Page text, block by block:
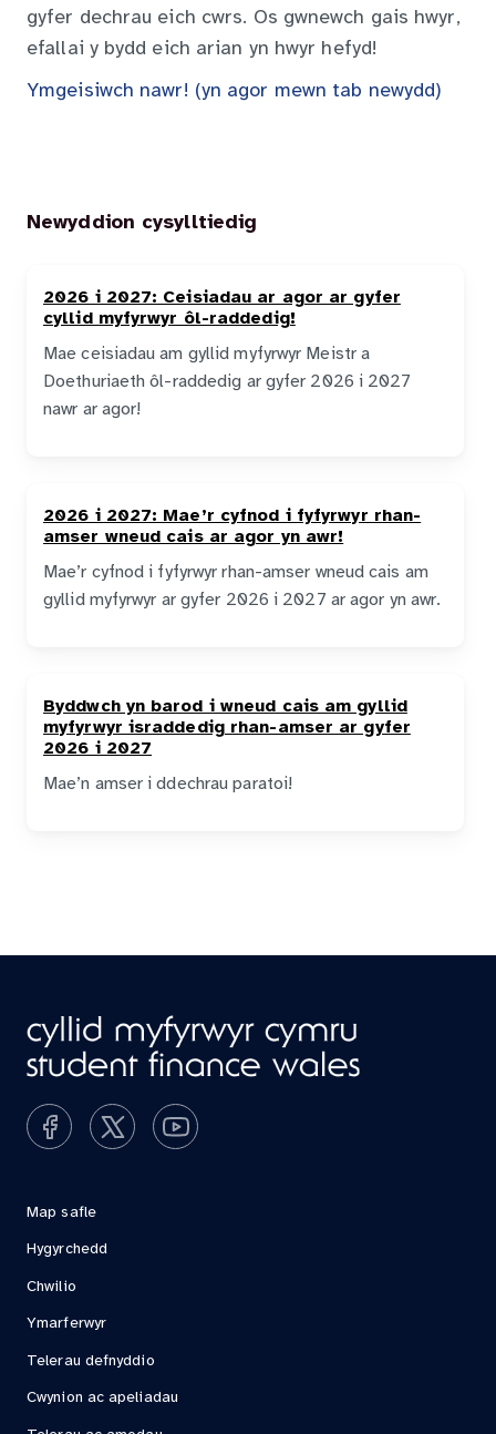
gyfer dechrau eich cwrs. Os gwnewch gais hwyr,
efallai y bydd eich arian yn hwyr hefyd!
Ymgeisiwch nawr! (yn agor mewn tab newydd)
Newyddion cysylltiedig
2026 i 2027: Ceisiadau ar agor ar gyfer
cyllid myfyrwyr ôl-raddedig!
Mae ceisiadau am gyllid myfyrwyr Meistr a
Doethuriaeth ôl-raddedig ar gyfer 2026 i 2027
nawr ar agor!
2026 i 2027: Mae’r cyfnod i fyfyrwyr rhan-
amser wneud cais ar agor yn awr!
Mae’r cyfnod i fyfyrwyr rhan-amser wneud cais am
gyllid myfyrwyr ar gyfer 2026 i 2027 ar agor yn awr.
Byddwch yn barod i wneud cais am gyllid
myfyrwyr israddedig rhan-amser ar gyfer
2026 i 2027
Mae’n amser i ddechrau paratoi!
Map safle
Hygyrchedd
Chwilio
Ymarferwyr
Telerau defnyddio
Cwynion ac apeliadau